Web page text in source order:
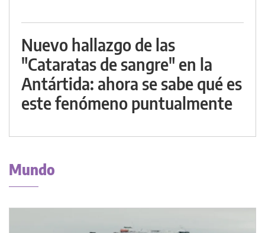
Nuevo hallazgo de las
"Cataratas de sangre" en la
Antártida: ahora se sabe qué es
este fenómeno puntualmente
Mundo